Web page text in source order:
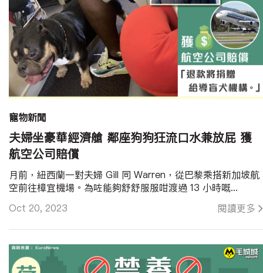
寵物新聞
夫婦坐豪華經濟艙 鄰座狗狗狂流口水兼放屁 獲
航空公司賠償
Oct 20, 2023 閱讀更多
月前，紐西蘭一對夫婦 Gill 同 Warren，從巴黎乘搭新加坡航
空前往樟宜機場。為咗能夠舒舒服服咁渡過 13 小時嘅...